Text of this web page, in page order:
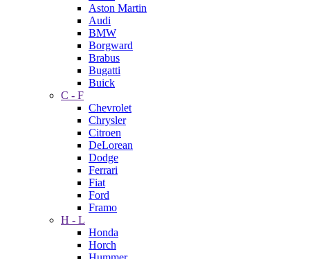
Aston Martin
Audi
BMW
Borgward
Brabus
Bugatti
Buick
C - F
Chevrolet
Chrysler
Citroen
DeLorean
Dodge
Ferrari
Fiat
Ford
Framo
H - L
Honda
Horch